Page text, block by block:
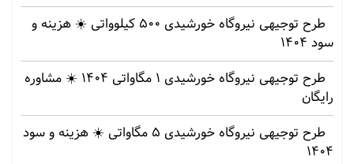
طرح توجیهی نیروگاه خورشیدی 500 کیلوواتی ☀️ هزینه‌ و
سود 1404
طرح توجیهی نیروگاه خورشیدی 1 مگاواتی 1404 ☀️ مشاوره
رایگان
طرح توجیهی نیروگاه خورشیدی 5 مگاواتی ☀️ هزینه‌ و سود
1404